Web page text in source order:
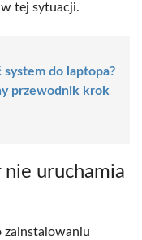
tej sytuacji.
system do laptopa?
przewodnik krok
uruchamia
zainstalowaniu